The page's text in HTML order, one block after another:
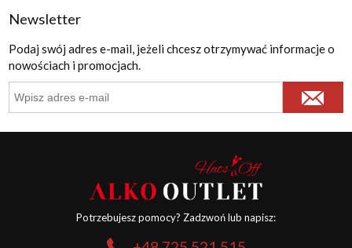
Newsletter
Podaj swój adres e-mail, jeżeli chcesz otrzymywać informacje o
nowościach i promocjach.
Potrzebujesz pomocy? Zadzwoń lub napisz: